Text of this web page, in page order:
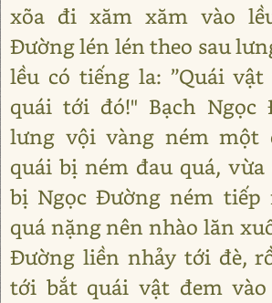
xõa đi xăm xăm vào
Đường lén lén theo sau
lều có tiếng la: ”Quái
quái tới đó!" Bạch Ngọc
lưng vội vàng ném một
quái bị ném đau quá, vừa
bị Ngọc Đường ném tiếp
quá nặng nên nhào lăn
Đường liền nhảy tới đè,
tới bắt quái vật đem vào